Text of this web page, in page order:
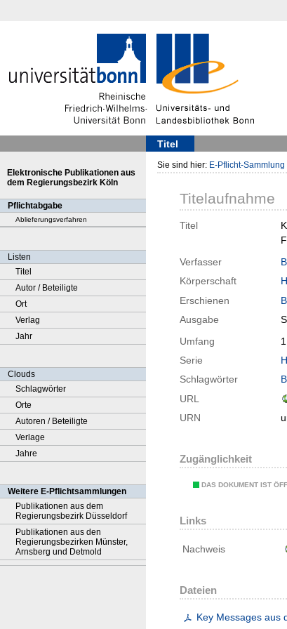
Titel
Elektronische Publikationen aus
dem Regierungsbezirk Köln
Pflichtabgabe
Ablieferungsverfahren
Listen
Titel
Autor / Beteiligte
Ort
Verlag
Jahr
Clouds
Schlagwörter
Orte
Autoren / Beteiligte
Verlage
Jahre
Weitere E-Pflichtsammlungen
Publikationen aus dem
Regierungsbezirk Düsseldorf
Publikationen aus den
Regierungsbezirken Münster,
Arnsberg und Detmold
Sie sind hier: E-Pflicht-Sammlung
Titelaufnahme
Titel
Verfasser
Körperschaft
Erschienen
Ausgabe
Umfang
Serie
Schlagwörter
URL
URN
Zugänglichkeit
DAS DOKUMENT IST
Links
Nachweis
Dateien
Key Messages aus